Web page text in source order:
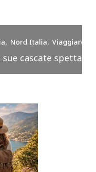
Viaggiare
spettacolari